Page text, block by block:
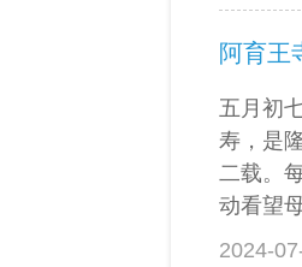
阿育王
五月初
寿，是
二载。
动看望
2024-